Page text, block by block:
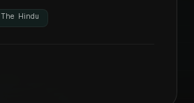
The Hindu